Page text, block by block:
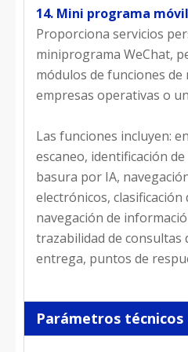
14. Mini programa
Proporciona servicios
miniprograma WeChat,
módulos de funciones
empresas operativas o
Las funciones incluyen:
escaneo, identificación
basura por IA,
electrónicos,
navegación de
trazabilidad de consultas
entrega, puntos de
Parámetros técnicos